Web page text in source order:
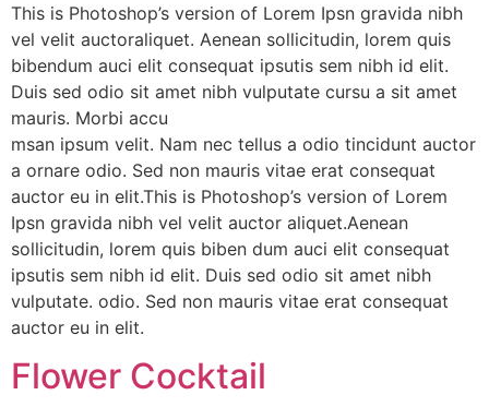
This is Photoshop’s version of Lorem Ipsn gravida nibh
vel velit auctoraliquet. Aenean sollicitudin, lorem quis
bibendum auci elit consequat ipsutis sem nibh id elit.
Duis sed odio sit amet nibh vulputate cursu a sit amet
mauris. Morbi accu
msan ipsum velit. Nam nec tellus a odio tincidunt auctor
a ornare odio. Sed non mauris vitae erat consequat
auctor eu in elit.This is Photoshop’s version of Lorem
Ipsn gravida nibh vel velit auctor aliquet.Aenean
sollicitudin, lorem quis biben dum auci elit consequat
ipsutis sem nibh id elit. Duis sed odio sit amet nibh
vulputate. odio. Sed non mauris vitae erat consequat
auctor eu in elit.
Flower Cocktail